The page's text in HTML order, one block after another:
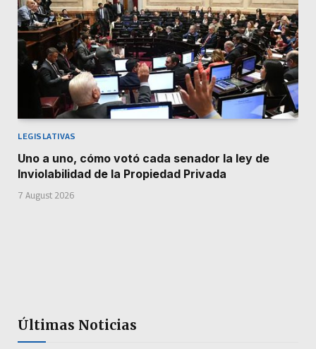
LEGISLATIVAS
Uno a uno, cómo votó cada senador la ley de
Inviolabilidad de la Propiedad Privada
7 August 2026
Últimas Noticias